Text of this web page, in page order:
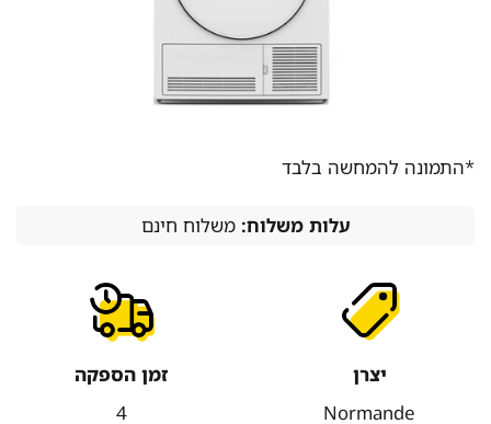
*התמונה להמחשה בלבד
עלות משלוח:משלוח חינם
יצרן
Normande
זמן הספקה